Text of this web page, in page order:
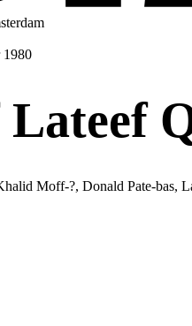
1980
Lateef
Moff-?, Donald Pate-bas,